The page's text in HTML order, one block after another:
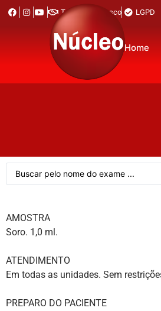
Trabalhe Conosco LGPD
Home
AMOSTRA
Soro. 1,0 ml.
ATENDIMENTO
Em todas as unidades. Sem
PREPARO DO PACIENTE